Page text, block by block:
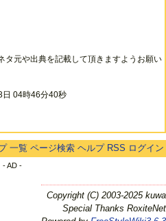
タ元や出典を記載して頂きますようお願い
04時46分40秒
一覧 ページ検索 ヘルプ RSS ログイン
- AD -
Copyright (C) 2003-2025 kuwa
Special Thanks RoxiteNet